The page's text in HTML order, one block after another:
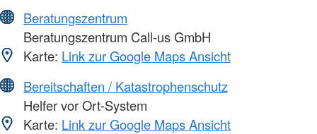
Beratungszentrum
Beratungszentrum Call-us GmbH
Karte: Link zur Google Maps Ansicht
Bereitschaften / Katastrophenschutz
Helfer vor Ort-System
Karte: Link zur Google Maps Ansicht